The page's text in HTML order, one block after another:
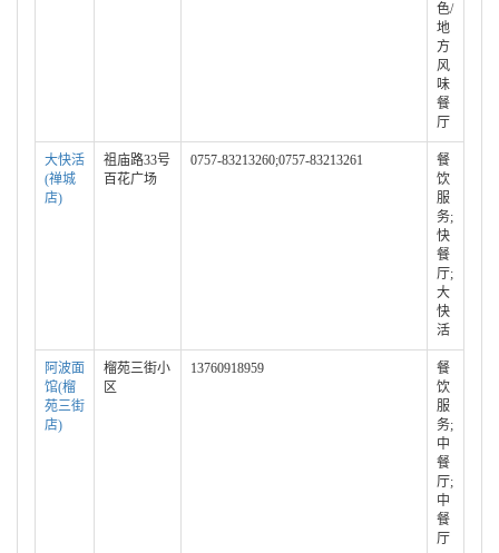
色/
地
方
风
味
餐
厅
大快活
(禅城
店)
祖庙路33号
百花广场
0757-83213260;0757-83213261
餐
饮
服
务;
快
餐
厅;
大
快
活
阿波面
馆(榴
苑三街
店)
榴苑三街小
区
13760918959
餐
饮
服
务;
中
餐
厅;
中
餐
厅